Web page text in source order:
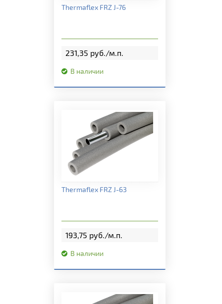
Подробная информация
Thermaflex FRZ J-76
231,35 руб./м.п.
В наличии
Подробная информация
Thermaflex FRZ J-63
193,75 руб./м.п.
В наличии